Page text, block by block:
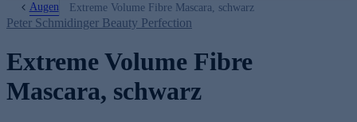
Augen Extreme Volume Fibre Mascara, schwarz
Peter Schmidinger Beauty Perfection
Extreme Volume Fibre
Mascara, schwarz